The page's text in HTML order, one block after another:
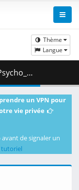
Thème
Langue
( 354.64 MB )
un VPN pour
vie privée
de signaler un
tutoriel